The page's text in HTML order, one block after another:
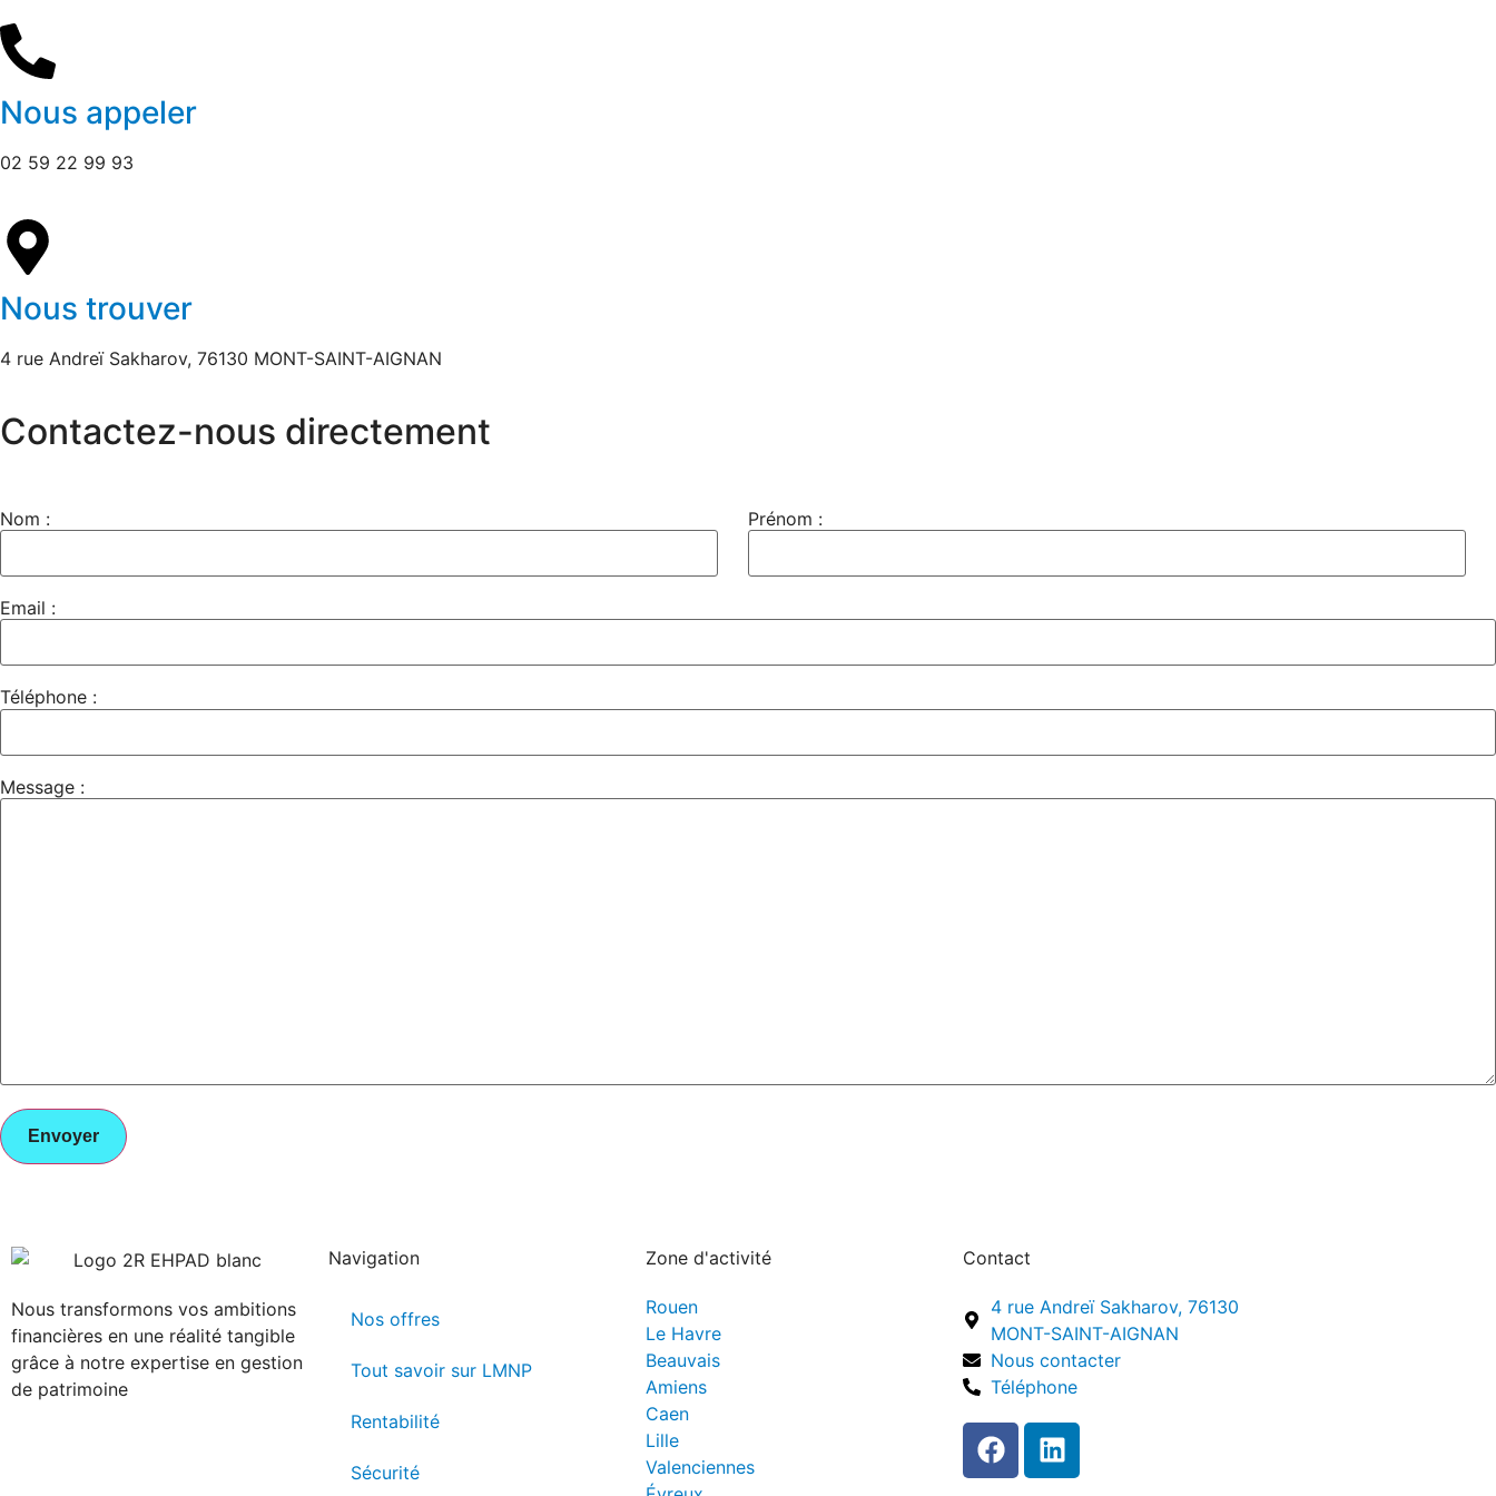
Nous appeler
02 59 22 99 93
Nous trouver
4 rue Andreï Sakharov, 76130 MONT-SAINT-AIGNAN
Contactez-nous directement
Nom : Prénom :
Email :
Téléphone :
Message :
Nous transformons vos ambitions
financières en une réalité tangible
grâce à notre expertise en gestion
de patrimoine
Navigation
Nos offres
Tout savoir sur LMNP
Rentabilité
Sécurité
Zone d'activité
Rouen
Le Havre
Beauvais
Amiens
Caen
Lille
Valenciennes
Contact
4 rue Andreï Sakharov, 76130
MONT-SAINT-AIGNAN
Nous contacter
Téléphone